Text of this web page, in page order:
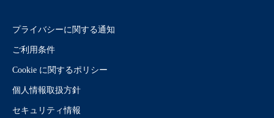
プライバシーに関する通知
ご利用条件
Cookie に関するポリシー
個人情報取扱方針
セキュリティ情報